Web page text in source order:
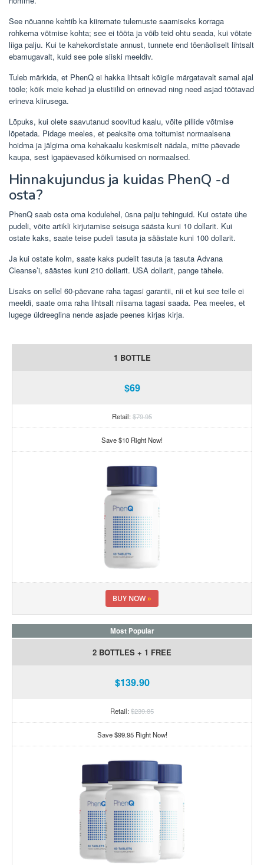
See nõuanne kehtib ka kiiremate tulemuste saamiseks korraga
rohkema võtmise kohta; see ei tööta ja võib teid ohtu seada, kui võtate
liiga palju. Kui te kahekordistate annust, tunnete end tõenäoliselt lihtsalt
ebamugavalt, kuid see pole siiski meeldiv.
Tuleb märkida, et PhenQ ei hakka lihtsalt kõigile märgatavalt samal ajal
tööle; kõik meie kehad ja elustiilid on erinevad ning need asjad töötavad
erineva kiirusega.
Lõpuks, kui olete saavutanud soovitud kaalu, võite pillide võtmise
lõpetada. Pidage meeles, et peaksite oma toitumist normaalsena
hoidma ja jälgima oma kehakaalu keskmiselt nädala, mitte päevade
kaupa, sest igapäevased kõikumised on normaalsed.
Hinnakujundus ja kuidas PhenQ -d
osta?
PhenQ saab osta oma kodulehel, üsna palju tehinguid. Kui ostate ühe
pudeli, võite artikli kirjutamise seisuga säästa kuni 10 dollarit. Kui
ostate kaks, saate teise pudeli tasuta ja säästate kuni 100 dollarit.
Ja kui ostate kolm, saate kaks pudelit tasuta ja tasuta Advana
Cleanse’i, säästes kuni 210 dollarit. USA dollarit, pange tähele.
Lisaks on sellel 60-päevane raha tagasi garantii, nii et kui see teile ei
meeldi, saate oma raha lihtsalt niisama tagasi saada. Pea meeles, et
lugege üldreeglina nende asjade peenes kirjas kirja.
1 BOTTLE
$69
Retail:$79.95
Save $10 Right Now!
BUY NOW»
Most Popular
2 BOTTLES + 1 FREE
$139.90
Retail:$239.85
Save $99.95 Right Now!